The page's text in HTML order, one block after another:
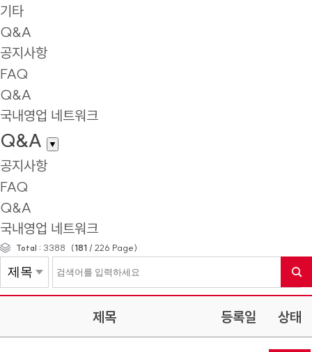
기타
Q&A
공지사항
FAQ
Q&A
국내영업 네트워크
Q&A ▼
공지사항
FAQ
Q&A
국내영업 네트워크
Total : 3388 (181 / 226 Page)
제목 등록일 상태